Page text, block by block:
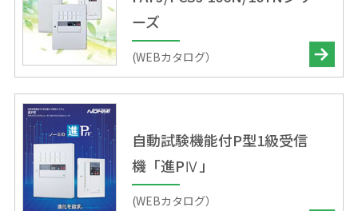
ーズ
(WEBカタログ）
自動試験機能付P型1級受信
機「進PⅣ」
(WEBカタログ）